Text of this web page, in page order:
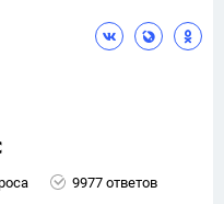
9977 ответов